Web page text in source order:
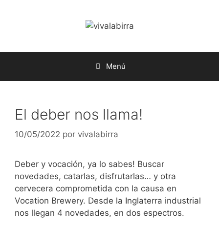
Menú
El deber nos llama!
10/05/2022 por vivalabirra
Deber y vocación, ya lo sabes! Buscar
novedades, catarlas, disfrutarlas… y otra
cervecera comprometida con la causa en
Vocation Brewery. Desde la Inglaterra industrial
nos llegan 4 novedades, en dos espectros.